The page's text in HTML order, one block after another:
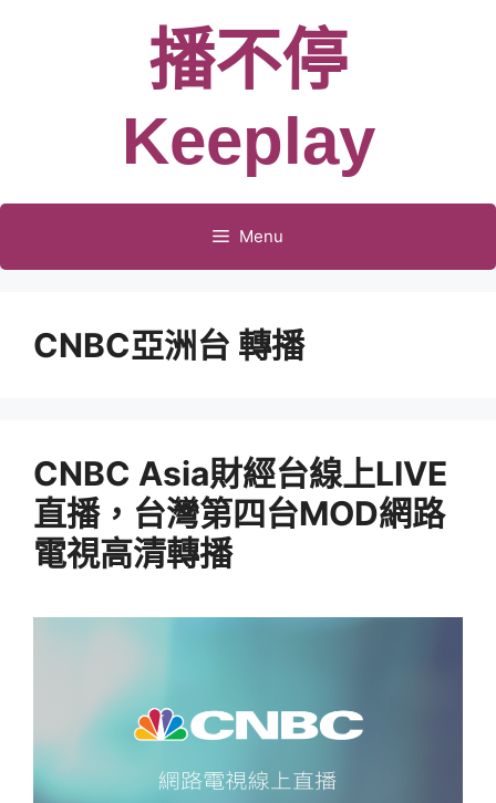
播不停
Keeplay
Menu
CNBC亞洲台 轉播
CNBC Asia財經台線上LIVE
直播，台灣第四台MOD網路
電視高清轉播